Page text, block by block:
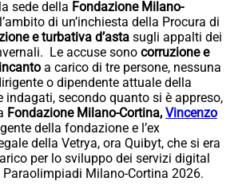
sede della Fondazione Milano-
di un’inchiesta della Procura di
e turbativa d’asta sugli appalti dei
Le accuse sono corruzione e
a carico di tre persone, nessuna
o dipendente attuale della
indagati, secondo quanto si è appreso,
Fondazione Milano-Cortina, Vincenzo
della fondazione e l’ex
della Vetrya, ora Quibyt, che si era
per lo sviluppo dei servizi digital
Milano-Cortina 2026.